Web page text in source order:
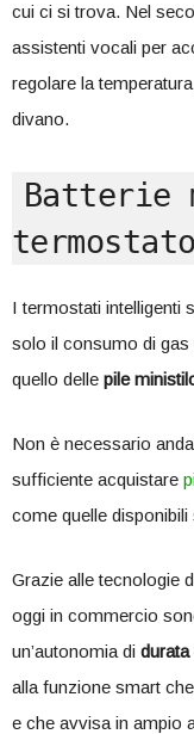
cui ci si trova. Nel
assistenti vocali per
regolare la
divano.
Batterie
I termostati intelligenti
solo il consumo di gas
quello delle pile
Non è necessario
sufficiente acquistare
come quelle
Grazie alle tecnologie
oggi in commercio
un’autonomia di durata
alla funzione smart
e che avvisa in ampio